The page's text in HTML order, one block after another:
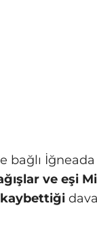
bağlı
ve eşi
kaybettiği